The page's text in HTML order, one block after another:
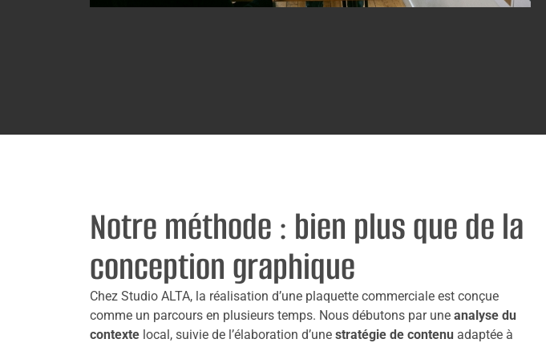
Notre méthode : bien plus que de la
conception graphique
Chez Studio ALTA, la réalisation d’une plaquette commerciale est conçue
comme un parcours en plusieurs temps. Nous débutons par une analyse du
contexte local, suivie de l’élaboration d’une stratégie de contenu adaptée à